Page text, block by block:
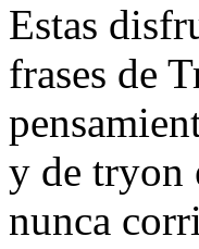
Estas
frases de
y de tryon
nunca